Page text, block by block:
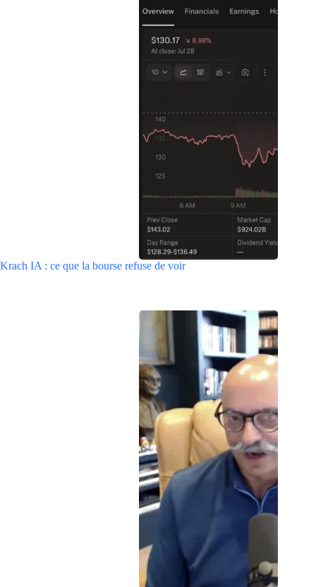
Krach IA : ce que la bourse refuse de voir